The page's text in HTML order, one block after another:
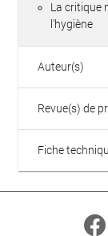
La critique
l'hygiène
Auteur(s)
Revue(s) de
Fiche